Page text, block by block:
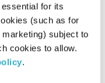
for its
(such as for
subject to
cookies to allow.
.
וילסון מארח את לילך
דבורים. חלק ב' של
אודיו